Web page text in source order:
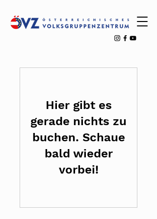
Hier gibt es
gerade nichts zu
buchen. Schaue
bald wieder
vorbei!